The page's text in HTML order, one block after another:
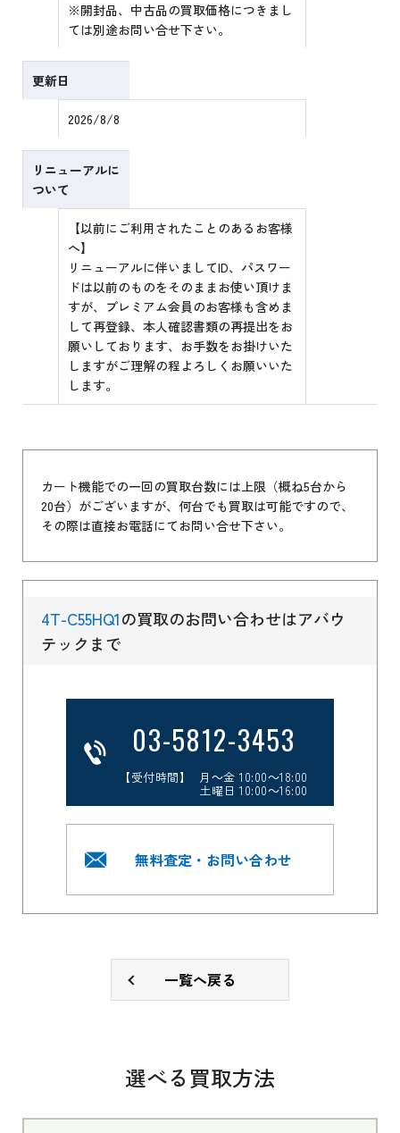
※開封品、中古品の買取価格につきまし
ては別途お問い合せ下さい。
更新日
2026/8/8
リニューアルに
ついて
【以前にご利用されたことのあるお客様
へ】
リニューアルに伴いましてID、パスワー
ドは以前のものをそのままお使い頂けま
すが、プレミアム会員のお客様も含めま
して再登録、本人確認書類の再提出をお
願いしております、お手数をお掛けいた
しますがご理解の程よろしくお願いいた
します。
カート機能での一回の買取台数には上限（概ね5台から
20台）がございますが、何台でも買取は可能ですので、
その際は直接お電話にてお問い合せ下さい。
4T-C55HQ1の買取のお問い合わせはアバウ
テックまで
03-5812-3453
【受付時間】 月～金 10:00～18:00
土曜日 10:00～16:00
無料査定・お問い合わせ
一覧へ戻る
選べる買取方法